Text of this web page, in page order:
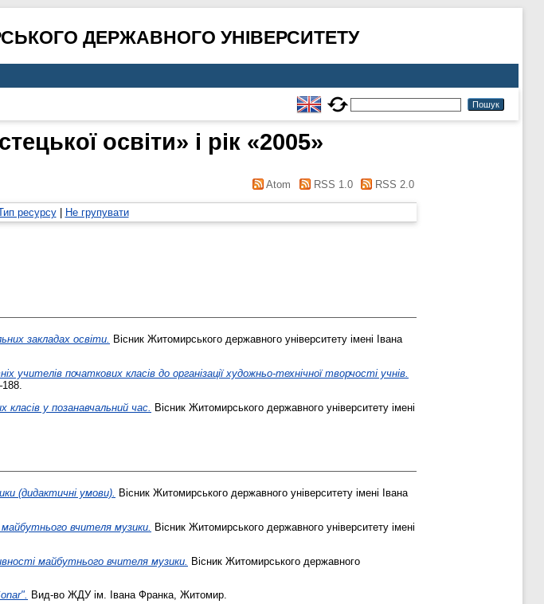
ДЕРЖАВНОГО УНІВЕРСИТЕТУ
освіти» і рік «2005»
Atom RSS 1.0 RSS 2.0
ресурсу| Не групувати
закладах освіти. Вісник Житомирського державного університету імені Івана
початкових класів до організації художньо-технічної творчості учнів.
класів у позанавчальний час.
Вісник Житомирського державного університету імені
(дидактичні умови). Вісник Житомирського державного університету імені Івана
вчителя музики.
Вісник Житомирського державного університету імені
майбутнього вчителя музики. Вісник Житомирського державного
Вид-во ЖДУ ім. Івана Франка, Житомир.